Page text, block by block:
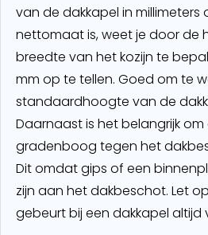
van de dakkapel in millimeters
nettomaat is, weet je door de
breedte van het kozijn te
mm op te tellen. Goed om te
standaardhoogte van de
Daarnaast is het belangrijk
gradenboog tegen het
Dit omdat gips of een
zijn aan het dakbeschot. Let
gebeurt bij een dakkapel altijd